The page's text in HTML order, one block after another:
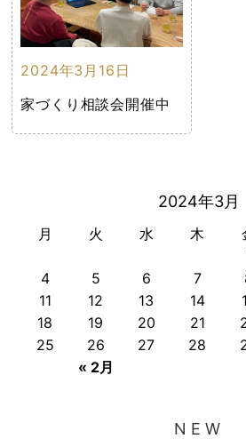
2024年3月
月 火 水 木
« 2月
4
5 6 7
11
12 13 14
18
19 20 21
25
26 27 28
NEW
2024年3月16日
家づくり相談会開催中